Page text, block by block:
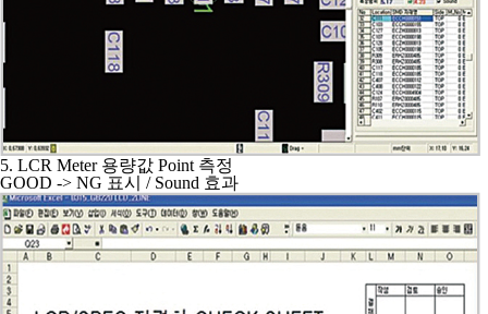
5. LCR Meter 용량값 Point 측정
GOOD -> NG 표시 / Sound 효과